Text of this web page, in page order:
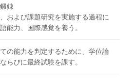
錬
および課題研究を実施する過程に
能力、国際感覚を養う。
の能力を判定するために、学位論
らびに最終試験を課す。